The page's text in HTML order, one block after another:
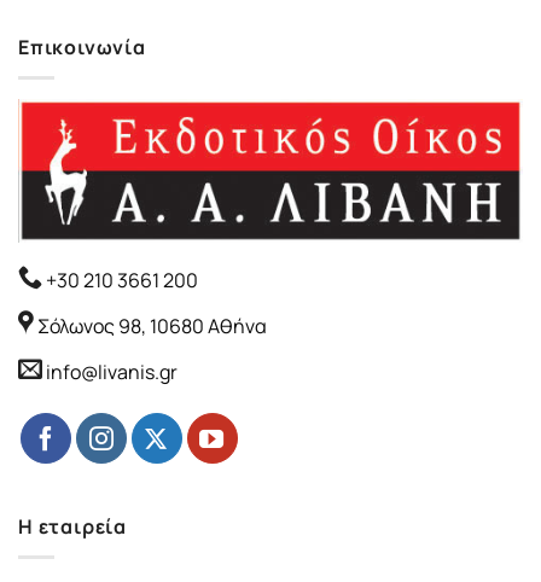
Επικοινωνία
+30 210 3661 200
Σόλωνος 98, 10680 Αθήνα
info@livanis.gr
Η εταιρεία